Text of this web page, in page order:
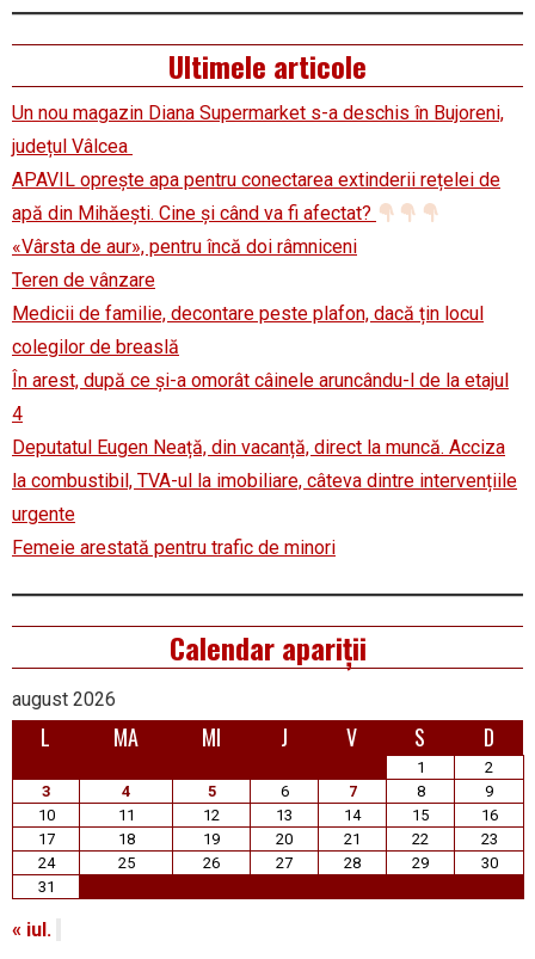
Ultimele articole
Un nou magazin Diana Supermarket s-a deschis în Bujoreni,
județul Vâlcea
APAVIL oprește apa pentru conectarea extinderii rețelei de
apă din Mihăești. Cine și când va fi afectat?
«Vârsta de aur», pentru încă doi râmniceni
Teren de vânzare
Medicii de familie, decontare peste plafon, dacă țin locul
colegilor de breaslă
În arest, după ce și-a omorât câinele aruncându-l de la etajul
4
Deputatul Eugen Neață, din vacanță, direct la muncă. Acciza
la combustibil, TVA-ul la imobiliare, câteva dintre intervențiile
urgente
Femeie arestată pentru trafic de minori
Calendar apariții
august 2026
L MA MI J V S D
1
2
3
4 5 6 7 8
9
10
11 12 13 14 15
16
17
18 19 20 21 22
23
24
25 26 27 28 29
30
31
« iul.